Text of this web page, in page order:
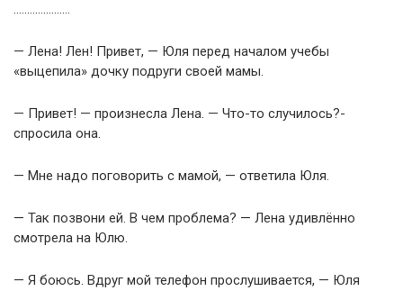
…………………
— Лена! Лен! Привет, — Юля перед началом учебы
«выцепила» дочку подруги своей мамы.
— Привет! — произнесла Лена. — Что-то случилось?-
спросила она.
— Мне надо поговорить с мамой, — ответила Юля.
— Так позвони ей. В чем проблема? — Лена удивлённо
смотрела на Юлю.
— Я боюсь. Вдруг мой телефон прослушивается, — Юля